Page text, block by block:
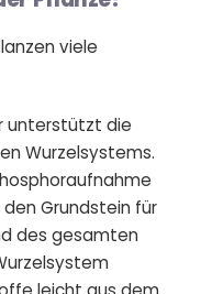
viele
unterstützt die
Wurzelsystems.
Grundstein für
des gesamten